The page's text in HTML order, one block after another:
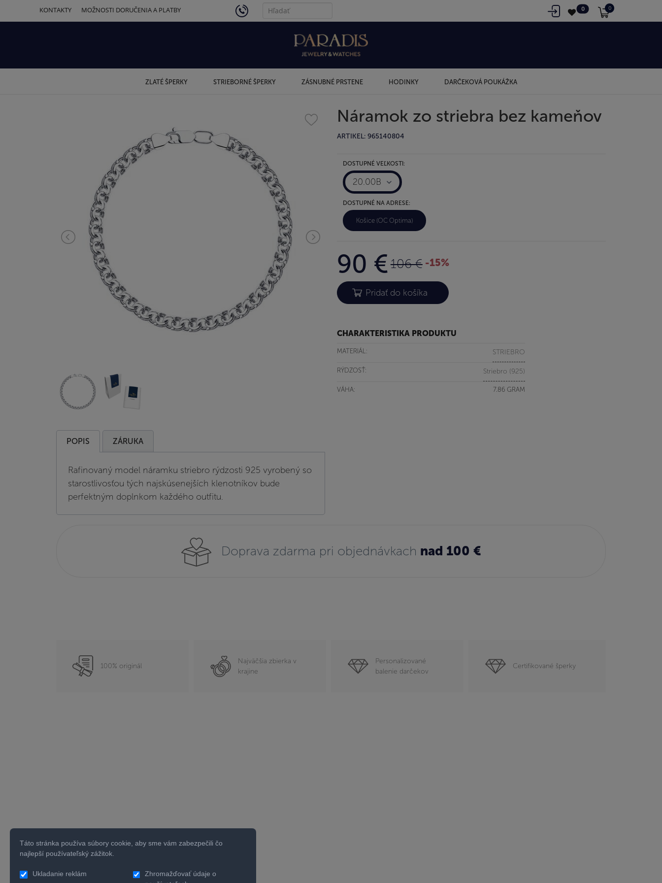
KONTAKTY MOŽNOSTI DORUČENIA A PLATBY 4434 0 0
ZLATÉ ŠPERKY STRIEBORNÉ ŠPERKY ZÁSNUBNÉ PRSTENE HODINKY DARČEKOVÁ POUKÁŽKA
POPIS ZÁRUKA
Rafinovaný model náramku striebro rýdzosti 925 vyrobený so
starostlivosťou tých najskúsenejších klenotníkov bude
perfektným doplnkom každého outfitu.
Náramok zo striebra bez kameňov
ARTIKEL: 965140804
DOSTUPNÉ VEĽKOSTI:
20.00B
DOSTUPNÉ NA ADRESE:
Košice (OC Optima)
90 €106 € -15%
CHARAKTERISTIKA PRODUKTU
MATERIÁL: STRIEBRO
RÝDZOSŤ: Striebro (925)
VÁHA: 7.86 GRAM
Doprava zdarma pri objednávkach nad 100 €
100% originál
Najväčšia zbierka v
krajine
Personalizované
balenie darčekov
Certifikované šperky
Táto stránka používa súbory cookie, aby sme vám zabezpečili čo
najlepší používateľský zážitok.
Ukladanie reklám
Zhromažďovať údaje o